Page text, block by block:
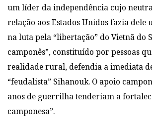
um líder da independência cujo
relação aos Estados Unidos fazia dele
na luta pela “libertação” do Vietnã do
camponês”, constituído por pessoas
realidade rural, defendia a imediata
“feudalista” Sihanouk. O apoio
anos de guerrilha tenderiam a
camponesa”.